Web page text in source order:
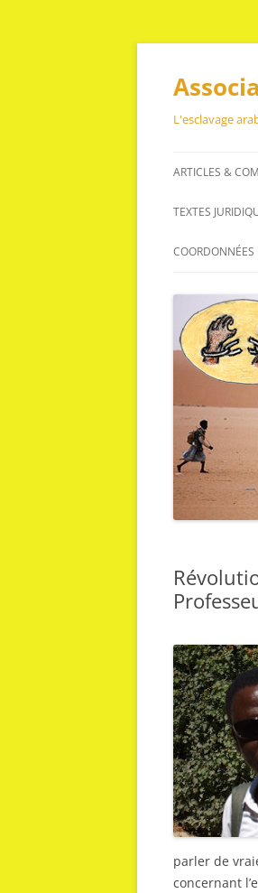
Aller
contenu
L'esclavage
ARTICLES &
ARTICLES
COMMUNIQUÉS
TEXTES
TEXTES
COORDONNÉES
parler de
concernant